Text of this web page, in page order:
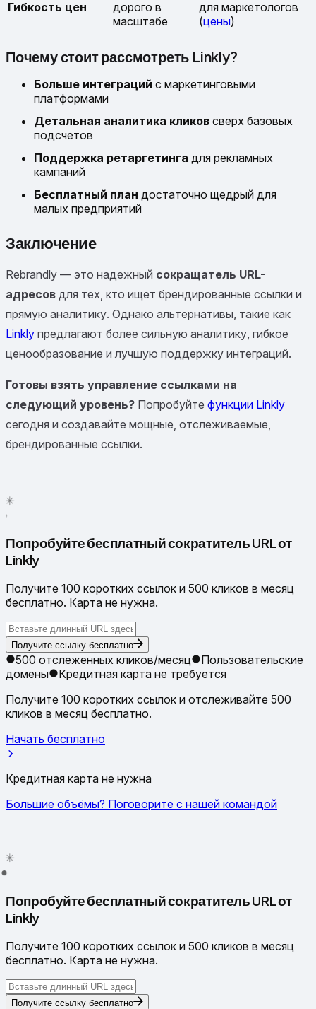
Гибкость цен
дорого в
масштабе
для маркетологов
(цены)
Почему стоит рассмотреть Linkly?
Больше интеграций с маркетинговыми
платформами
Детальная аналитика кликов сверх базовых
подсчетов
Поддержка ретаргетинга для рекламных
кампаний
Бесплатный план достаточно щедрый для
малых предприятий
Заключение
Rebrandly — это надежный сокращатель URL-
адресов для тех, кто ищет брендированные ссылки и
прямую аналитику. Однако альтернативы, такие как
Linkly предлагают более сильную аналитику, гибкое
ценообразование и лучшую поддержку интеграций.
Готовы взять управление ссылками на
следующий уровень? Попробуйте функции Linkly
сегодня и создавайте мощные, отслеживаемые,
брендированные ссылки.
●
Попробуйте бесплатный сократитель URL от
Linkly
Получите 100 коротких ссылок и 500 кликов в месяц
бесплатно. Карта не нужна.
Получите ссылку бесплатно
500 отслеженных кликов/месяц
Пользовательские
домены
Кредитная карта не требуется
Получите 100 коротких ссылок и отслеживайте 500
кликов в месяц бесплатно.
Начать бесплатно
Кредитная карта не нужна
Большие объёмы? Поговорите с нашей командой
●
Попробуйте бесплатный сократитель URL от
Linkly
Получите 100 коротких ссылок и 500 кликов в месяц
бесплатно. Карта не нужна.
Получите ссылку бесплатно